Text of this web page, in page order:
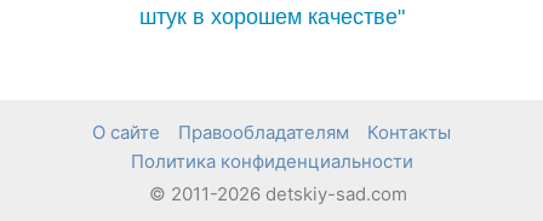
штук в хорошем качестве"
О сайте Правообладателям
Контакты
Политика конфиденциальности
© 2011-2026 detskiy-sad.com